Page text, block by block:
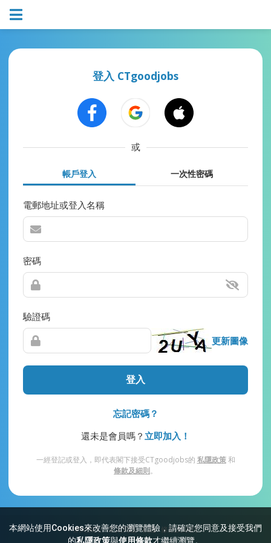
本網站使用Cookies來改善您的瀏覽體驗，請確定您同意及接受我們
的私隱政策與使用條款才繼續瀏覽。
登入 CTgoodjobs
或
帳戶登入 一次性密碼
電郵地址或登入名稱
密碼
驗證碼
更新圖像
登入
忘記密碼？
還未是會員嗎？ 立即加入！
一經登記或登入，即代表閣下接受CTgoodjobs的 私隱政策和
條款及細則。
網站索引 常見問題 私隱 條款及細則